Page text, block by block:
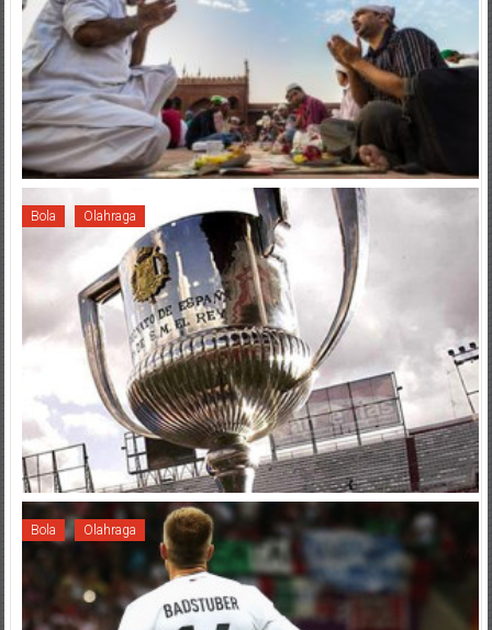
Bola Olahraga
Bola Olahraga